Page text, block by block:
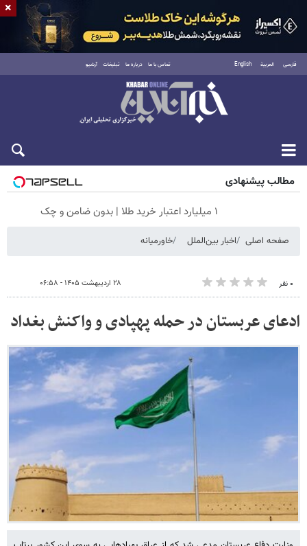
فارسی العربية English تماس با ما درباره ما تبلیغات آرشیو
جمعه ۱۶ مرداد ۱۴۰۵
مطالب پیشنهادی
۱ میلیارد اعتبار خرید طلا | بدون ضامن و چک
صفحه اصلی اخبار بین‌الملل خاورمیانه
۰ نفر ۲۸ اردیبهشت ۱۴۰۵ - ۰۶:۵۸
ادعای عربستان در حمله پهپادی و واکنش بغداد
×